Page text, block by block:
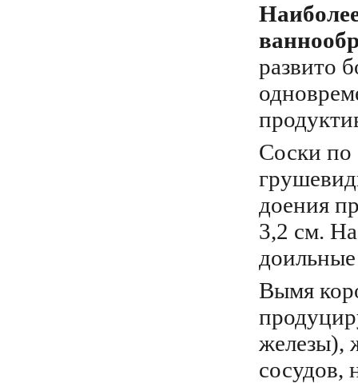
развито
Соски по
доения
3,2 см.
Вымя
железы),
сосудов,